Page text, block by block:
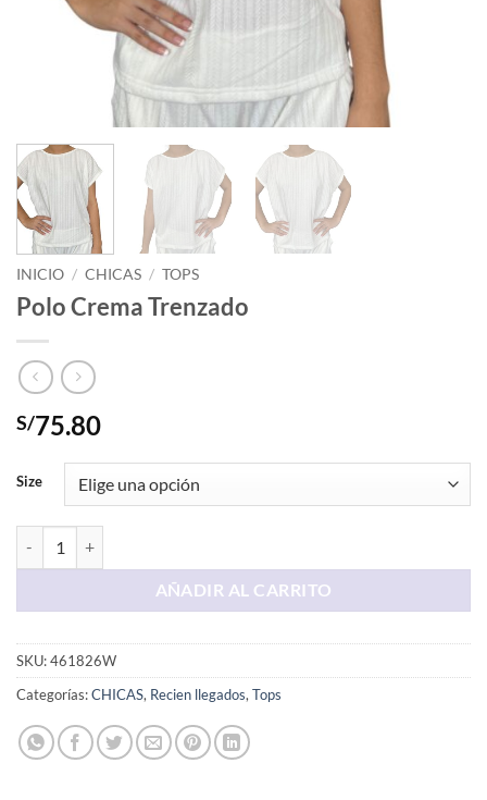
INICIO / CHICAS / TOPS
Polo Crema Trenzado
S/75.80
Size
AÑADIR AL CARRITO
SKU:461826W
Categorías:CHICAS, Recien llegados, Tops